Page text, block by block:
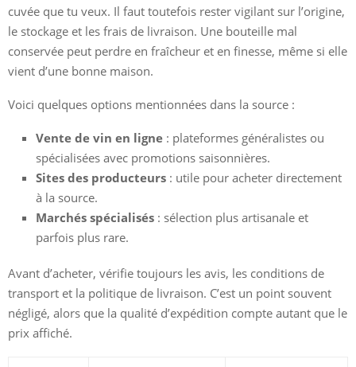
cuvée que tu veux. Il faut toutefois rester vigilant sur l’origine,
le stockage et les frais de livraison. Une bouteille mal
conservée peut perdre en fraîcheur et en finesse, même si elle
vient d’une bonne maison.
Voici quelques options mentionnées dans la source :
Vente de vin en ligne : plateformes généralistes ou
spécialisées avec promotions saisonnières.
Sites des producteurs : utile pour acheter directement
à la source.
Marchés spécialisés : sélection plus artisanale et
parfois plus rare.
Avant d’acheter, vérifie toujours les avis, les conditions de
transport et la politique de livraison. C’est un point souvent
négligé, alors que la qualité d’expédition compte autant que le
prix affiché.